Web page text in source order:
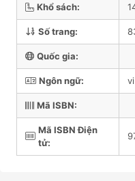
Khổ sách:
Số trang:
Quốc gia:
Ngôn ngữ: vi
Mã ISBN:
Mã ISBN Điện
tử: